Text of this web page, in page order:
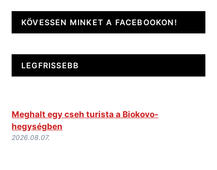
KÖVESSEN MINKET A FACEBOOKON!
LEGFRISSEBB
Meghalt egy cseh turista a Biokovo-
hegységben
2026.08.07.